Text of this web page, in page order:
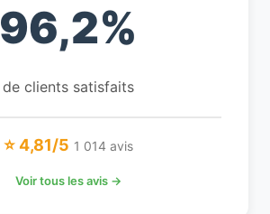
96,2%
de clients satisfaits
⭐ 4,81/5 1 014 avis
Voir tous les avis →